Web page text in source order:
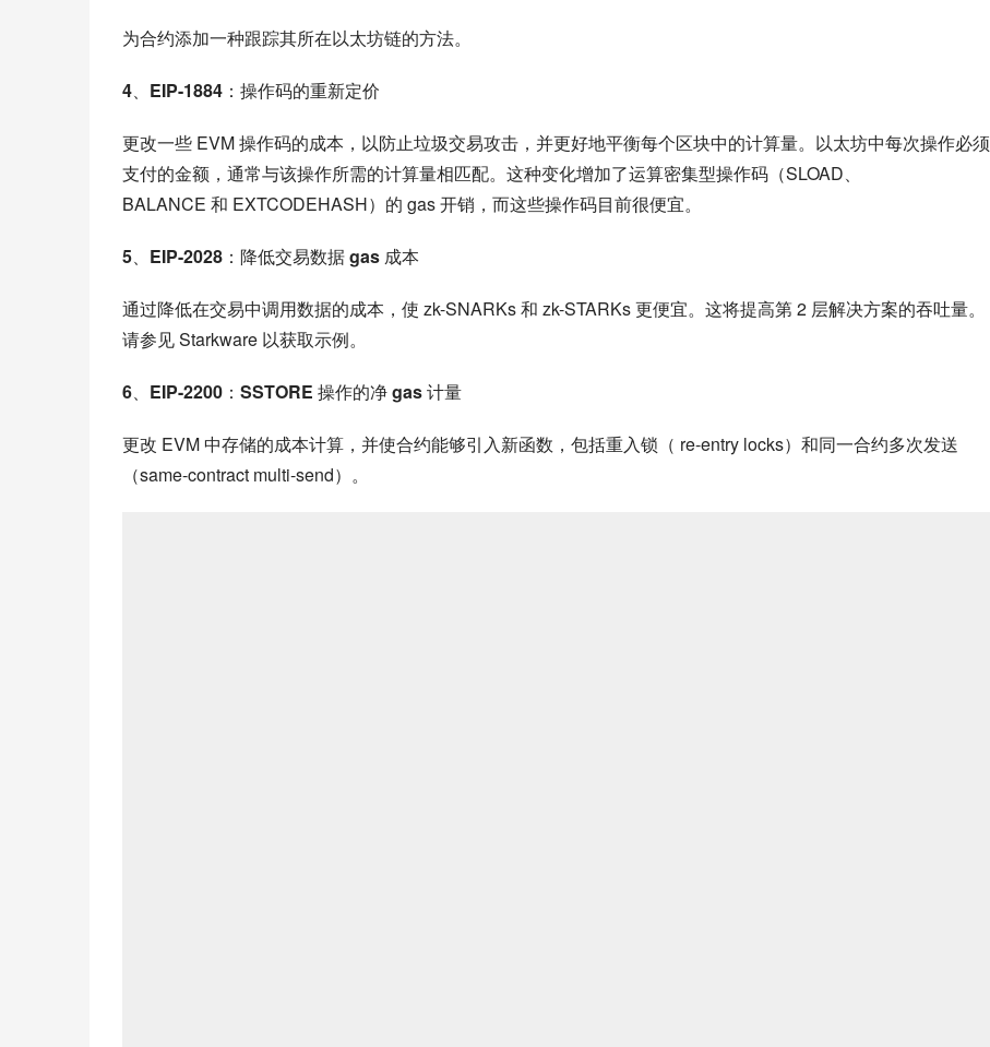
为合约添加一种跟踪其所在以太坊链的方法。
4、 EIP-1884 ：操作码的重新定价
更改一些 EVM 操作码的成本，以防止垃圾交易攻击，并更好地平衡每个区块中的计算量。以太坊中每次操作必须
支付的金额，通常与该操作所需的计算量相匹配。这种变化增加了运算密集型操作码（SLOAD、
BALANCE 和 EXTCODEHASH）的 gas 开销，而这些操作码目前很便宜。
5、 EIP-2028 ：降低交易数据 gas 成本
通过降低在交易中调用数据的成本，使 zk-SNARKs 和 zk-STARKs 更便宜。这将提高第 2 层解决方案的吞吐量。
请参见 Starkware 以获取示例。
6、 EIP-2200 ： SSTORE 操作的净 gas 计量
更改 EVM 中存储的成本计算，并使合约能够引入新函数，包括重入锁（ re-entry locks）和同一合约多次发送
（same-contract multi-send）。